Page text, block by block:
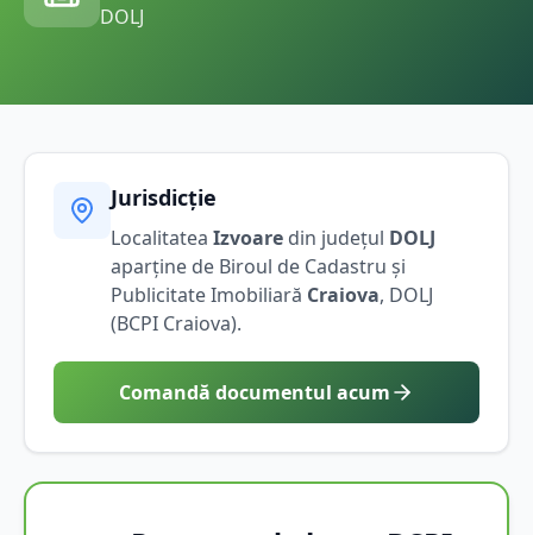
DOLJ
Jurisdicție
Localitatea Izvoare din județul DOLJ
aparține de Biroul de Cadastru și
Publicitate Imobiliară Craiova, DOLJ
(BCPI Craiova).
Comandă documentul acum